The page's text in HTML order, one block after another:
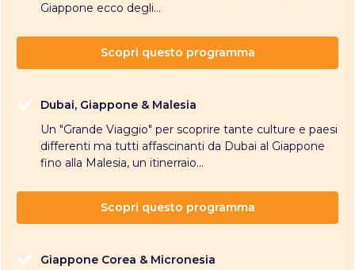
Giappone ecco degli...
Scopri questo programma
Dubai, Giappone & Malesia
Un "Grande Viaggio" per scoprire tante culture e paesi
differenti ma tutti affascinanti da Dubai al Giappone
fino alla Malesia, un itinerraio...
Scopri questo programma
Giappone Corea & Micronesia